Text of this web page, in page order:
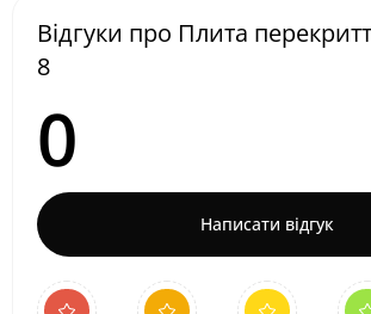
Відгуки про Плита
8
0
Написати відгук